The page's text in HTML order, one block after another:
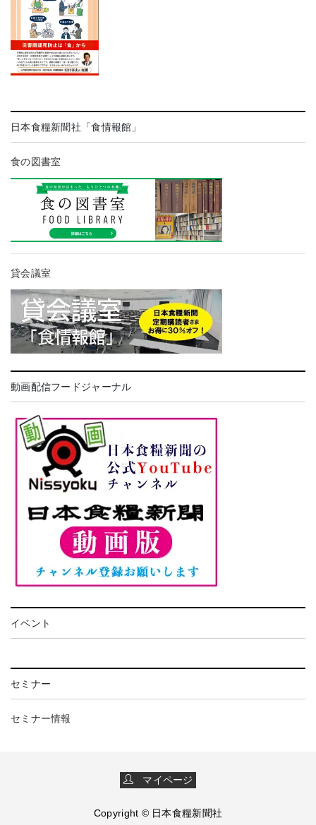
日本食糧新聞社「食情報館」
食の図書室
貸会議室
動画配信フードジャーナル
イベント
セミナー
セミナー情報
マイページ
Copyright © 日本食糧新聞社